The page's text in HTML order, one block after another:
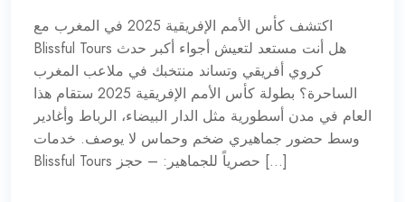
اكتشف كأس الأمم الإفريقية 2025 في المغرب مع
Blissful Tours هل أنت مستعد لتعيش أجواء أكبر حدث
كروي أفريقي وتساند منتخبك في ملاعب المغرب
الساحرة؟ بطولة كأس الأمم الإفريقية 2025 ستقام هذا
العام في مدن أسطورية مثل الدار البيضاء، الرباط وأغادير
وسط حضور جماهيري ضخم وحماس لا يوصف. خدمات
Blissful Tours حصرياً للجماهير: – حجز […]